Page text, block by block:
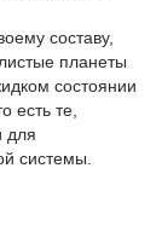
составу,
планеты
состоянии
есть те,
для
системы.